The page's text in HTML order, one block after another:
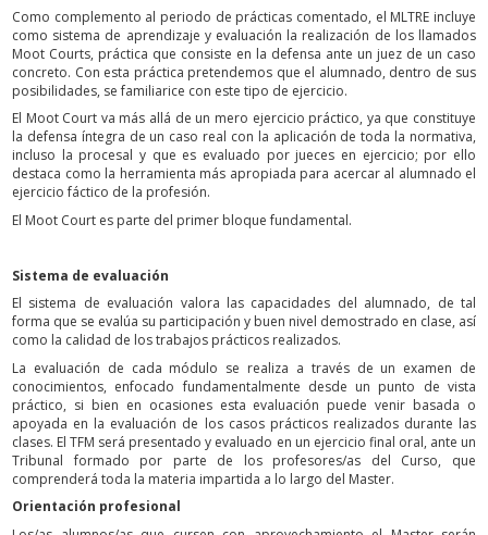
Como complemento al periodo de prácticas comentado, el MLTRE incluye
como sistema de aprendizaje y evaluación la realización de los llamados
Moot Courts, práctica que consiste en la defensa ante un juez de un caso
concreto. Con esta práctica pretendemos que el alumnado, dentro de sus
posibilidades, se familiarice con este tipo de ejercicio.
El Moot Court va más allá de un mero ejercicio práctico, ya que constituye
la defensa íntegra de un caso real con la aplicación de toda la normativa,
incluso la procesal y que es evaluado por jueces en ejercicio; por ello
destaca como la herramienta más apropiada para acercar al alumnado el
ejercicio fáctico de la profesión.
El Moot Court es parte del primer bloque fundamental.
Sistema de evaluación
El sistema de evaluación valora las capacidades del alumnado, de tal
forma que se evalúa su participación y buen nivel demostrado en clase, así
como la calidad de los trabajos prácticos realizados.
La evaluación de cada módulo se realiza a través de un examen de
conocimientos, enfocado fundamentalmente desde un punto de vista
práctico, si bien en ocasiones esta evaluación puede venir basada o
apoyada en la evaluación de los casos prácticos realizados durante las
clases. El TFM será presentado y evaluado en un ejercicio final oral, ante un
Tribunal formado por parte de los profesores/as del Curso, que
comprenderá toda la materia impartida a lo largo del Master.
Orientación profesional